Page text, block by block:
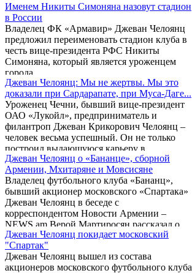
Именем Никиты Симоняна назовут стадион
в России
Владелец ФК «Армавир» Джеван Челоянц
предложил переименовать стадион клуба в
честь вице-президента РФС Никиты
Симоняна, который является уроженцем
города.
Джеван Челоянц: Мы не жертвы. Мы это
доказали при Сардарапате, при Муса-Даге...
Уроженец Чечни, бывший вице-президент
ОАО «Лукойл», предприниматель и
филантроп Джеван Крикорович Челоянц –
человек весьма успешный. Он не только
построил выдающуюся карьеру в
нефтегазовой сфере и стал обладателем
престижной награды правительства
Российской Федерации, но и в течение
многих лет входил в состав совета
директоров одного из старейших и
известнейших российских футбольных
клубов – московского «Спартака». Не особо
афишируя свои добрые дела, сегодня
Челоянц находит время помогать совсем ...
Джеван Челоянц о «Бананце», сборной
Армении, Мхитаряне и Мовсисяне
Владелец футбольного клуба «Бананц»,
бывший акционер московского «Спартака»
Джеван Челоянц в беседе с
корреспондентом Новости Армении –
NEWS.am Верой Мартиросян рассказал о
первом трофее клуба, проблемах
армянского футбола, а также поделился
мнением о Мхитаряне и Мовсисяне.
Джеван Челоянц покидает московский
"Спартак"
Джеван Челоянц вышел из состава
акционеров московского футбольного клуба